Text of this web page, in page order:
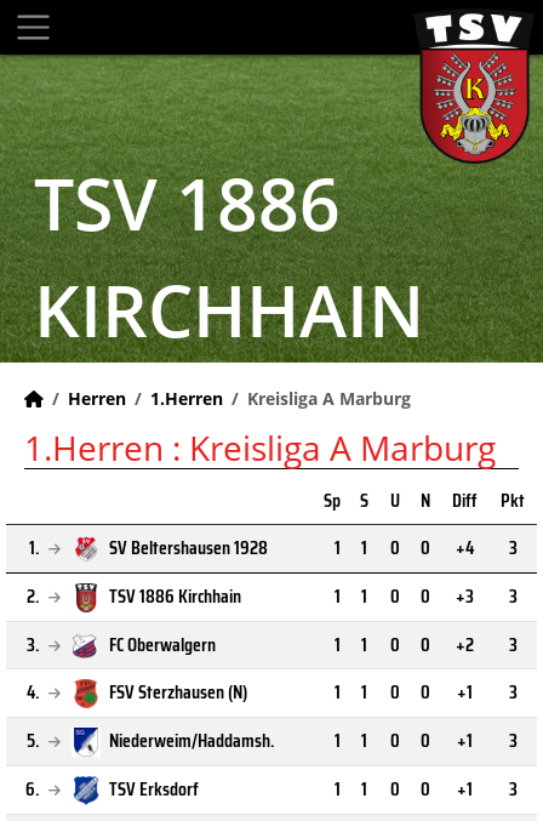
TSV 1886
KIRCHHAIN
Herren 1.Herren Kreisliga A Marburg
1.Herren : Kreisliga A Marburg
Sp S U N Diff
Pkt
1.
SV Beltershausen 1928 1 1 0 0 +4
3
2.
TSV 1886 Kirchhain 1 1 0 0 +3
3
3.
FC Oberwalgern 1 1 0 0 +2
3
4.
FSV Sterzhausen (N) 1 1 0 0 +1
3
5.
Niederweim/Haddamsh. 1 1 0 0 +1
3
6.
TSV Erksdorf 1 1 0 0 +1
3